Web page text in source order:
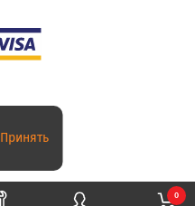
0
Принять